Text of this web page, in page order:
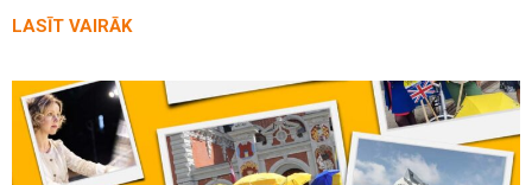
LASĪT VAIRĀK